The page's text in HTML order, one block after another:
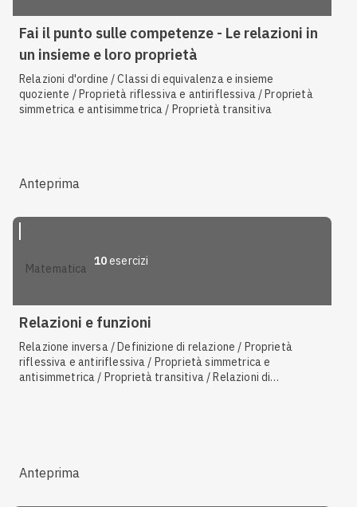
Fai il punto sulle competenze - Le relazioni in
un insieme e loro proprietà
Relazioni d'ordine / Classi di equivalenza e insieme
quoziente / Proprietà riflessiva e antiriflessiva / Proprietà
simmetrica e antisimmetrica / Proprietà transitiva
Anteprima
matematica
10esercizi
Relazioni e funzioni
Relazione inversa / Definizione di relazione / Proprietà
riflessiva e antiriflessiva / Proprietà simmetrica e
antisimmetrica / Proprietà transitiva / Relazioni di
Anteprima